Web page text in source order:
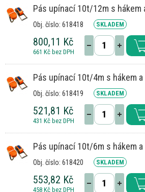
Pás upínací 10t/12m s hákem
Obj. číslo: 618418 SKLADEM
800,11 Kč
661 Kč bez DPH
Pás upínací 10t/4m s hákem a
Obj. číslo: 618419 SKLADEM
521,81 Kč
431 Kč bez DPH
Pás upínací 10t/6m s hákem a
Obj. číslo: 618420 SKLADEM
553,82 Kč
458 Kč bez DPH